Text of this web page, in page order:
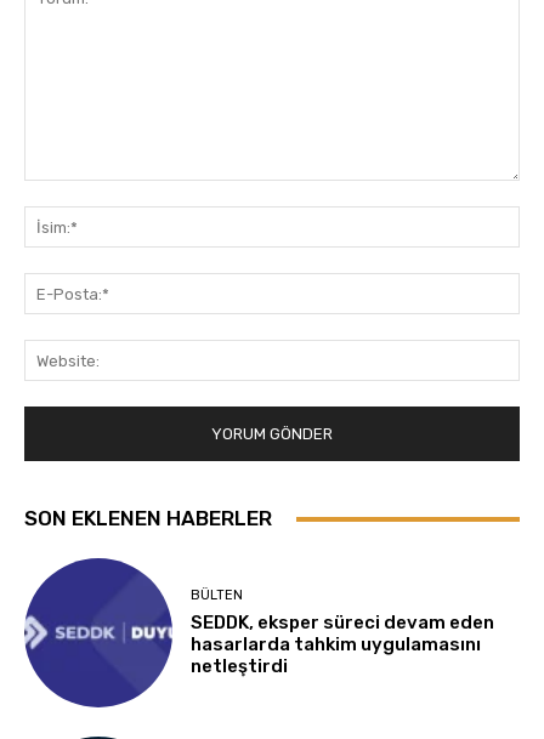
SON EKLENEN HABERLER
BÜLTEN
SEDDK, eksper süreci devam eden
hasarlarda tahkim uygulamasını
netleştirdi